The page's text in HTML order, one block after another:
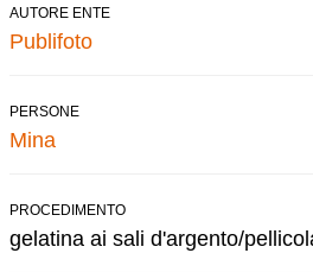
AUTORE ENTE
Publifoto
PERSONE
Mina
PROCEDIMENTO
gelatina ai sali d'argento/